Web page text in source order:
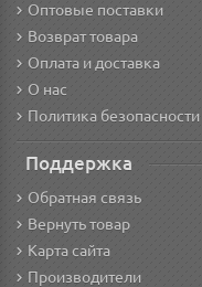
Оптовые поставки
Возврат товара
Оплата и доставка
О нас
Политика безопасности
Поддержка
Обратная связь
Вернуть товар
Карта сайта
Производители